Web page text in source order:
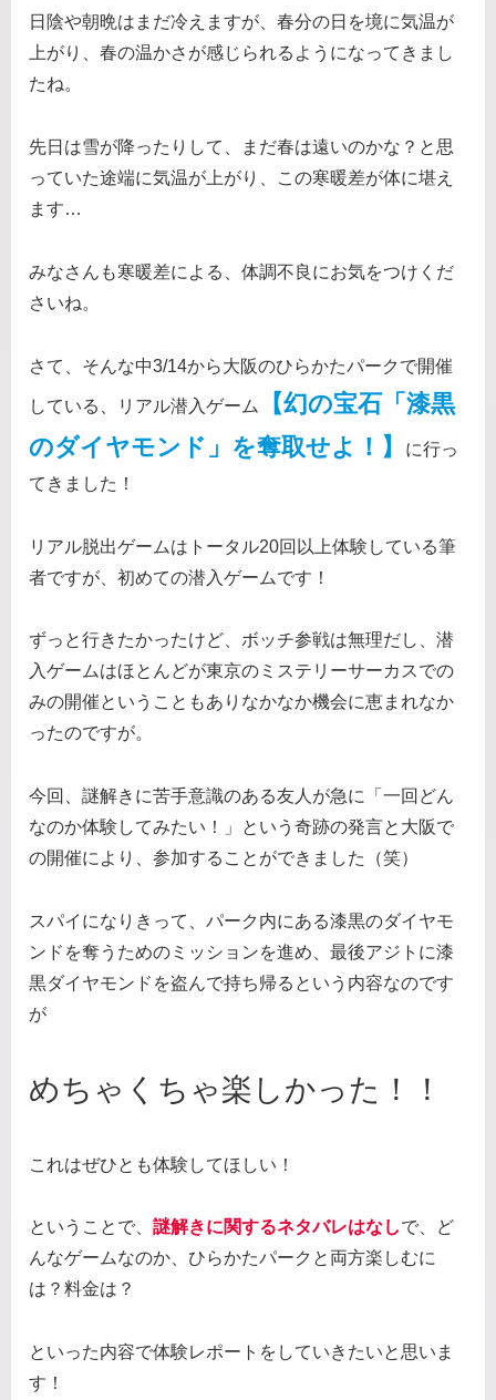
日陰や朝晩はまだ冷えますが、春分の日を境に気温が
上がり、春の温かさが感じられるようになってきまし
たね。
先日は雪が降ったりして、まだ春は遠いのかな？と思
っていた途端に気温が上がり、この寒暖差が体に堪え
ます…
みなさんも寒暖差による、体調不良にお気をつけくだ
さいね。
さて、そんな中3/14から大阪のひらかたパークで開催
している、リアル潜入ゲーム
【幻の宝石「漆黒
のダイヤモンド」を奪取せよ！】
に行っ
てきました！
リアル脱出ゲームはトータル20回以上体験している筆
者ですが、初めての潜入ゲームです！
ずっと行きたかったけど、ボッチ参戦は無理だし、潜
入ゲームはほとんどが東京のミステリーサーカスでの
みの開催ということもありなかなか機会に恵まれなか
ったのですが。
今回、謎解きに苦手意識のある友人が急に「一回どん
なのか体験してみたい！」という奇跡の発言と大阪で
の開催により、参加することができました（笑）
スパイになりきって、パーク内にある漆黒のダイヤモ
ンドを奪うためのミッションを進め、最後アジトに漆
黒ダイヤモンドを盗んで持ち帰るという内容なのです
が
めちゃくちゃ楽しかった！！
これはぜひとも体験してほしい！
ということで、 謎解きに関するネタバレはなしで、ど
んなゲームなのか、ひらかたパークと両方楽しむに
は？料金は？
といった内容で体験レポートをしていきたいと思いま
す！